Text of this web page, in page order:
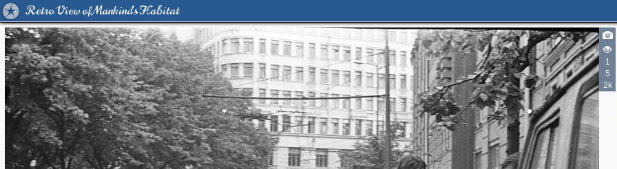
Retro View of Mankind's Habitat
1
5
2k
2